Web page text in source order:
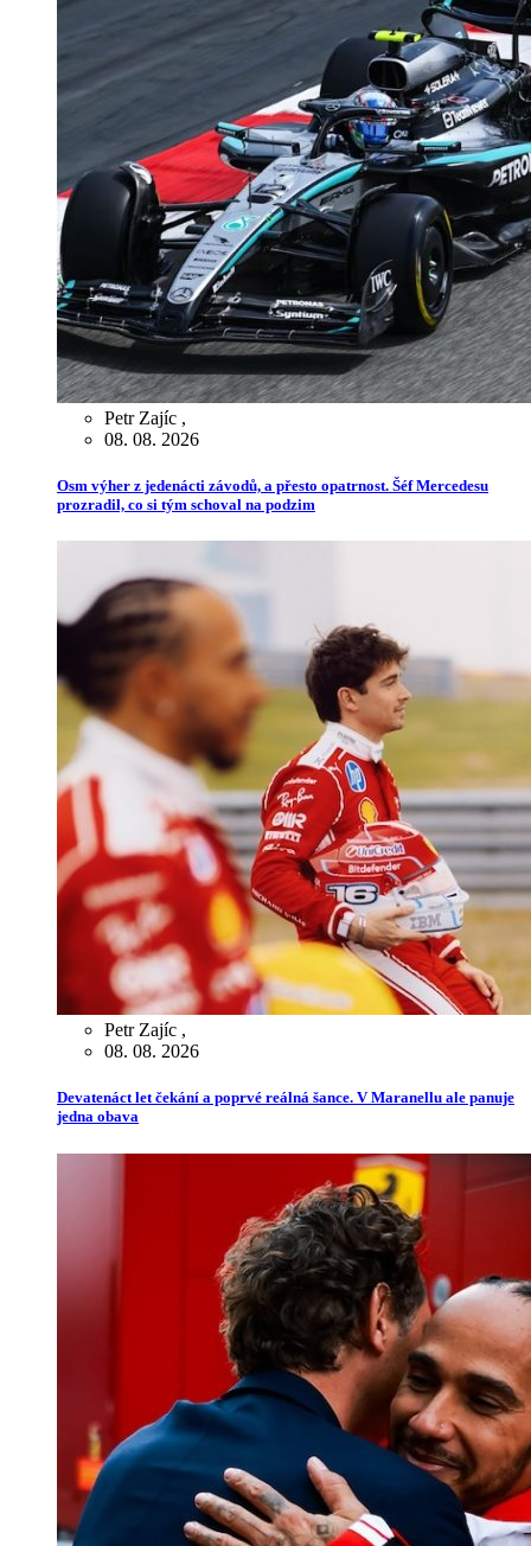
Petr Zajíc ,
08. 08. 2026
Osm výher z jedenácti závodů, a přesto opatrnost. Šéf Mercedesu
prozradil, co si tým schoval na podzim
Petr Zajíc ,
08. 08. 2026
Devatenáct let čekání a poprvé reálná šance. V Maranellu ale panuje
jedna obava